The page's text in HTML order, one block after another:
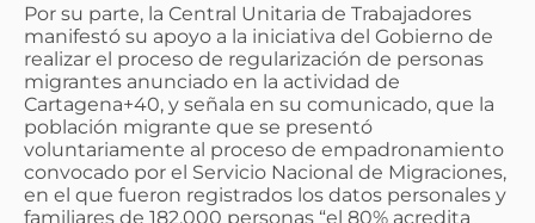
Por su parte, la Central Unitaria de Trabajadores
manifestó su apoyo a la iniciativa del Gobierno de
realizar el proceso de regularización de personas
migrantes anunciado en la actividad de
Cartagena+40, y señala en su comunicado, que la
población migrante que se presentó
voluntariamente al proceso de empadronamiento
convocado por el Servicio Nacional de Migraciones,
en el que fueron registrados los datos personales y
familiares de 182.000 personas “el 80% acredita